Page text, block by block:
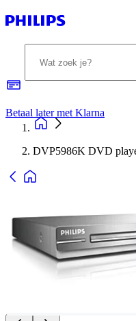
Betaal later met Klarna
DVP5986K DVD